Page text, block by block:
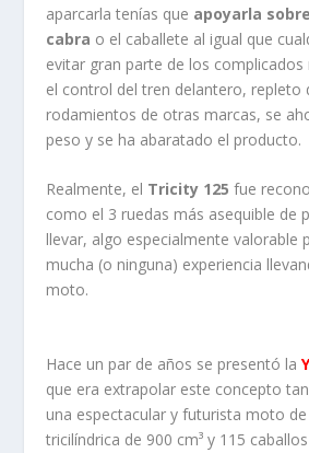
aparcarla tenías que apoyarla
cabra o el caballete al igual que
evitar gran parte de los
el control del tren delantero, repleto
rodamientos de otras marcas, se
peso y se ha abaratado el producto.
Realmente, el Tricity 125fue
como el 3 ruedas más asequible de
llevar, algo especialmente valorable
mucha (o ninguna) experiencia
moto.
Hace un par de años se presentó la
que era extrapolar este concepto
una espectacular y futurista moto
tricilíndrica de 900 cm³ y 115